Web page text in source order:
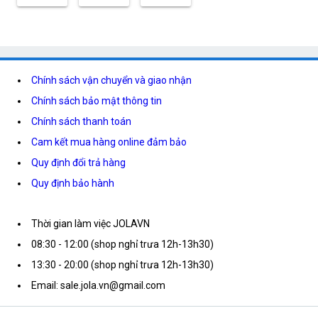
Chính sách vận chuyển và giao nhận
Chính sách bảo mật thông tin
Chính sách thanh toán
Cam kết mua hàng online đảm bảo
Quy định đổi trả hàng
Quy định bảo hành
Thời gian làm việc JOLAVN
08:30 - 12:00 (shop nghỉ trưa 12h-13h30)
13:30 - 20:00 (shop nghỉ trưa 12h-13h30)
Email: sale.jola.vn@gmail.com